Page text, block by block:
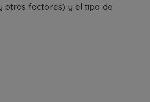
otros factores) y el tipo de